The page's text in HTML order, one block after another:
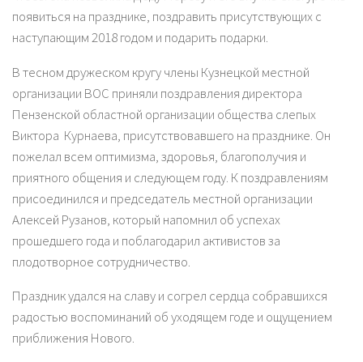
появиться на празднике, поздравить присутствующих с
наступающим 2018 годом и подарить подарки.
В тесном дружеском кругу члены Кузнецкой местной
организации ВОС приняли поздравления директора
Пензенской областной организации общества слепых
Виктора Курнаева, присутствовавшего на празднике. Он
пожелал всем оптимизма, здоровья, благополучия и
приятного общения и следующем году. К поздравлениям
присоединился и председатель местной организации
Алексей Рузанов, который напомнил об успехах
прошедшего года и поблагодарил активистов за
плодотворное сотрудничество.
Праздник удался на славу и согрел сердца собравшихся
радостью воспоминаний об уходящем годе и ощущением
приближения Нового.